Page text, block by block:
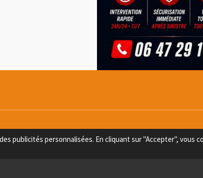
publicités personnalisées. En cliquant sur "Accepter", vous
très réactif, ma fuite a été